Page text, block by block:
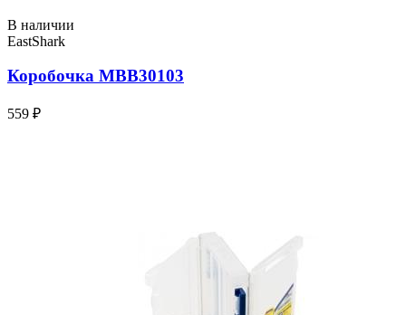
В наличии
EastShark
Коробочка MBB30103
559 ₽